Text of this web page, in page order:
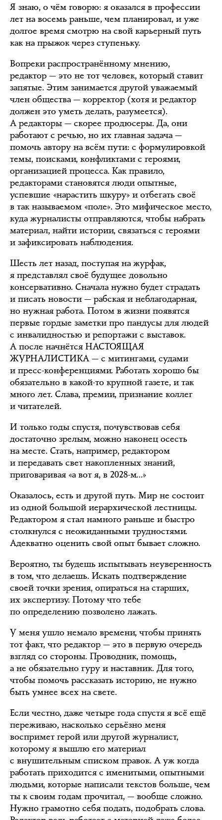
Я знаю, о чём говорю: я оказался в профессии
лет на восемь раньше, чем планировал, и уже
долгое время смотрю на свой карьерный путь
как на прыжок через ступеньку.
Вопреки распространённому мнению,
редактор — это не тот человек, который ставит
запятые. Этим занимается другой уважаемый
член общества — корректор (хотя и редактор
должен это уметь делать, разумеется).
А редакторы — скорее продюсеры. Да, они
работают с речью, но их главная задача —
помочь автору на всём пути: с формулировкой
темы, поисками, конфликтами с героями,
организацией процесса. Как правило,
редакторами становятся люди опытные,
успевшие «нарастить шкуру» и отбегать своё
в так называемом «поле». Это мифическое место,
куда журналисты отправляются, чтобы набрать
материал, найти истории, связаться с героями
и зафиксировать наблюдения.
Шесть лет назад, поступая на журфак,
я представлял своё будущее довольно
консервативно. Сначала нужно будет страдать
и писать новости — рабская и неблагодарная,
но нужная работа. Потом в жизни появятся
первые гордые заметки про пандусы для людей
с инвалидностью и репортажи с выставок.
А после начнётся НАСТОЯЩАЯ
ЖУРНАЛИСТИКА — с митингами, судами
и пресс-конференциями. Работать хорошо бы
обязательно в какой-то крупной газете, и так
много лет. Слава, премии, признание коллег
и читателей.
И только годы спустя, почувствовав себя
достаточно зрелым, можно наконец осесть
на месте. Стать, например, редактором
и передавать свет накопленных знаний,
приговаривая «а вот я, в 2028-м…»
Оказалось, есть и другой путь. Мир не состоит
из одной большой иерархической лестницы.
Редактором я стал намного раньше и быстро
столкнулся с неожиданными трудностями.
Адекватно оценить свой опыт бывает сложно.
Вероятно, ты будешь испытывать неуверенность
в том, что делаешь. Искать подтверждение
своей точки зрения, опираться на старших,
их экспертизу. Потому что тебе
по определению позволено лажать.
У меня ушло немало времени, чтобы принять
тот факт, что редактор — это в первую очередь
взгляд со стороны. Проводник, помощь,
а не обязательно гуру и наставник. Для того,
чтобы помочь рассказать историю, не нужно
быть умнее всех на свете.
Если честно, даже четыре года спустя я всё ещё
переживаю, насколько серьёзно меня
воспримет герой или другой журналист,
которому я вышлю его материал
с внушительным списком правок. А уж когда
работать приходится с именитыми, опытными
людьми, которые написали текстов больше, чем
ты к своим годам прочитал, — вообще сложно.
Нужно грамотно себя подать, подобрать слова.